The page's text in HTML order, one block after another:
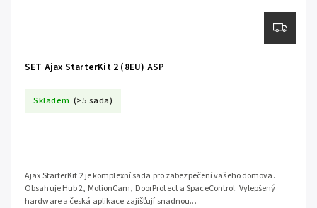
SET Ajax StarterKit 2 (8EU) ASP
Skladem (>5 sada)
Ajax StarterKit 2 je komplexní sada pro zabezpečení vašeho domova.
Obsahuje Hub 2, MotionCam, DoorProtect a SpaceControl. Vylepšený
hardware a česká aplikace zajišťují snadnou...